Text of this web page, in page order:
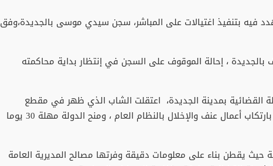
فيه بتنفيذ اغتيالات على المباشر، سجن سيدي موسى بالجديدة،وفق
بالجديدة ، إحالة الموقوف على السجن في إنتظار بداية محاكمته
القضائية بمدينة الجديدة، اعتقلت الشاب الذي ظهر في مقطع
فيديو وجه من خلاله تهديدات صريحة بارتكاب أعمال عنف والإخلال بالنظام العام ، ومنح الدولة مهلة 30 يوما
حيث يقطن بناء على معلومات دقيقة وفرتها مصالح المديرية العامة